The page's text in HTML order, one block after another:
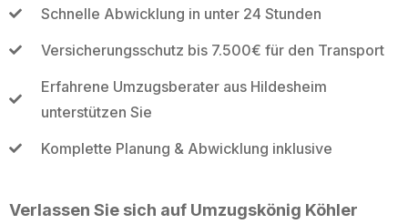
Schnelle Abwicklung in unter 24 Stunden
Versicherungsschutz bis 7.500€ für den Transport
Erfahrene Umzugsberater aus Hildesheim
unterstützen Sie
Komplette Planung & Abwicklung inklusive
Verlassen Sie sich auf Umzugskönig Köhler